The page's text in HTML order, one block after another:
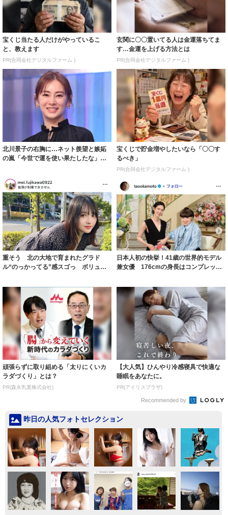
宝くじ当たる人だけがやっているこ
と、教えます
PR(合同会社デジタルファーム )
玄関に〇〇置いてる人は金運落ちてま
す…金運を上げる方法とは
PR(合同会社デジタルファーム )
北川景子の右胸に…ネット羨望と嫉妬
の嵐「今世で運を使い果たしたな」
宝くじで貯金増やしたいなら「〇〇す
るべき」
PR(合同会社デジタルファーム )
重そう 北の大地で育まれたグラド
ル“のっかってる”感スゴっ ボリュー
日本人初の快挙！41歳の世界的モデル
兼女優 176cmの身長はコンプレック
頑張らずに取り組める「太りにくいカ
ラダづくり」とは？
PR(森永乳業株式会社)
【大人気】ひんやり冷感寝具で快適な
睡眠をあなたに。
PR(アイリスプラザ)
Recommended by
昨日の人気フォトセレクション